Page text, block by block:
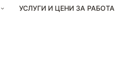
УСЛУГИ И ЦЕНИ ЗА